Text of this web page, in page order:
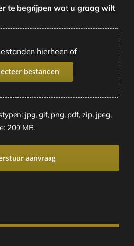
te begrijpen wat u graag wilt
hierheen of
bestanden
jpg, gif, png, pdf, zip, jpeg,
200 MB.